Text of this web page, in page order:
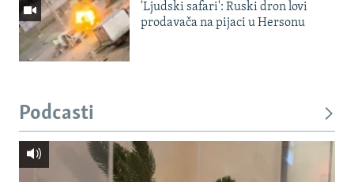
'Ljudski safari': Ruski dron lovi
prodavača na pijaci u Hersonu
Podcasti